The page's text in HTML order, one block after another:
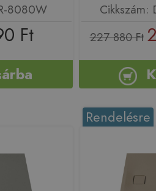
8080W
Ft 227 880 Ft
Rendelésre